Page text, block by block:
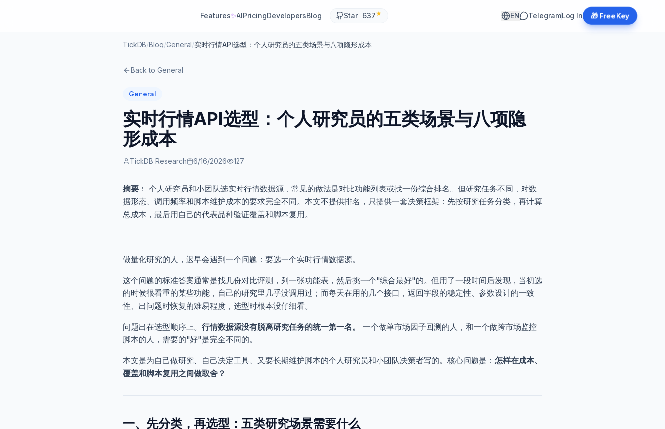
Features✨AIPricingDevelopersBlog Star 637★ EN TelegramLog In 🎁 Free Key
TickDB/Blog/General/实时行情API选型：个人研究员的五类场景与八项隐形成本
Back to General
General
实时行情API选型：个人研究员的五类场景与八项隐
形成本
TickDB Research 6/16/2026 127
摘要： 个人研究员和小团队选实时行情数据源，常见的做法是对比功能列表或找一份综合排名。但研究任务不同，对数
据形态、调用频率和脚本维护成本的要求完全不同。本文不提供排名，只提供一套决策框架：先按研究任务分类，再计算
总成本，最后用自己的代表品种验证覆盖和脚本复用。
做量化研究的人，迟早会遇到一个问题：要选一个实时行情数据源。
这个问题的标准答案通常是找几份对比评测，列一张功能表，然后挑一个"综合最好"的。但用了一段时间后发现，当初选
的时候很看重的某些功能，自己的研究里几乎没调用过；而每天在用的几个接口，返回字段的稳定性、参数设计的一致
性、出问题时恢复的难易程度，选型时根本没仔细看。
问题出在选型顺序上。 行情数据源没有脱离研究任务的统一第一名。
一个做单市场因子回测的人，和一个做跨市场监控
脚本的人，需要的"好"是完全不同的。
本文是为自己做研究、自己决定工具、又要长期维护脚本的个人研究员和小团队决策者写的。核心问题是： 怎样在成本、
覆盖和脚本复用之间做取舍？
一、先分类，再选型：五类研究场景需要什么